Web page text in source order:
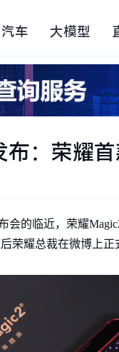
汽车 大模型
：荣耀
会的临近，荣耀
荣耀总裁在微博上正